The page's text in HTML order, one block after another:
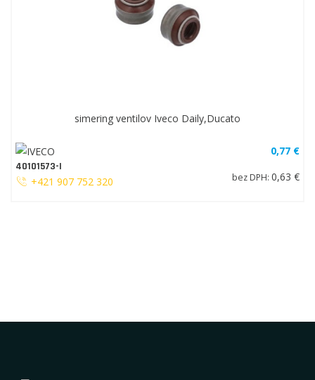
simering ventilov Iveco Daily,Ducato
40101573-I
+421 907 752 320
0,77 €
bez DPH: 0,63 €